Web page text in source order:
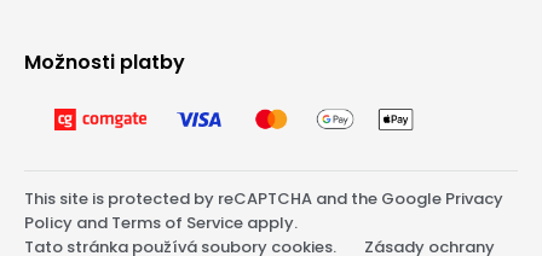
Možnosti platby
Tato stránka používá soubory cookies. Zásady ochrany
This site is protected by reCAPTCHA and the Google Privacy
Policy and Terms of Service apply.